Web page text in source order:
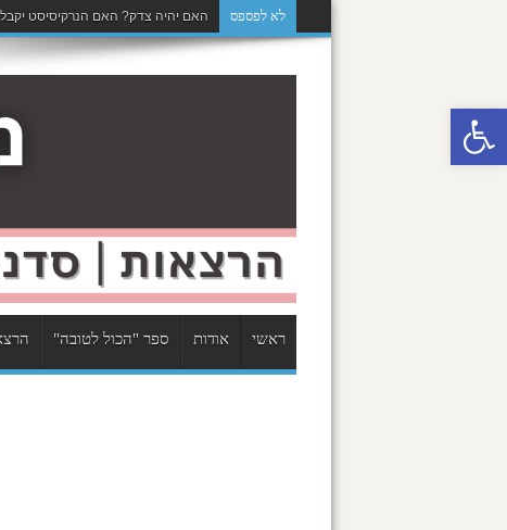
פתח סרגל נגישות
לא לפספס האם יהיה צדק? האם הנרקיסיסט
ראשי אודות ספר "הכול לטובה"